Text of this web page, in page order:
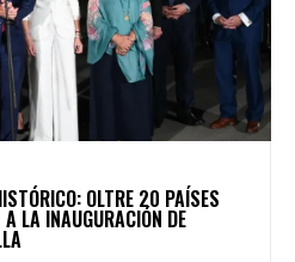
OLTRE 20 PAÍSES
A LA INAUGURACIÓN DE